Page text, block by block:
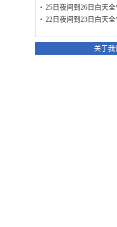
25日夜间到26日白天
22日夜间到23日白天
关于我